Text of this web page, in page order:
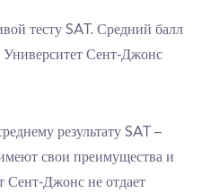
тесту SAT. Средний балл
Сент-Джонс
результату SAT –
свои преимущества и
Сент-Джонс не отдает